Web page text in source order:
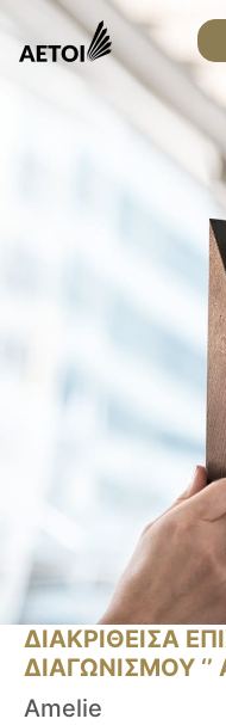
ΔΙΑΚΡΙΘΕΙΣΑ
ΔΙΑΓΩΝΙΣΜΟΥ ‘’
Amelie